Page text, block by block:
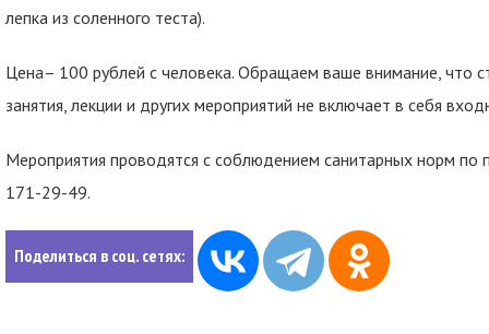
лепка из соленного теста).
Цена– 100 рублей с человека. Обращаем ваше внимание, что
занятия, лекции и других мероприятий не включает в себя
Мероприятия проводятся с соблюдением санитарных норм по
171-29-49.
Поделиться в соц. сетях: